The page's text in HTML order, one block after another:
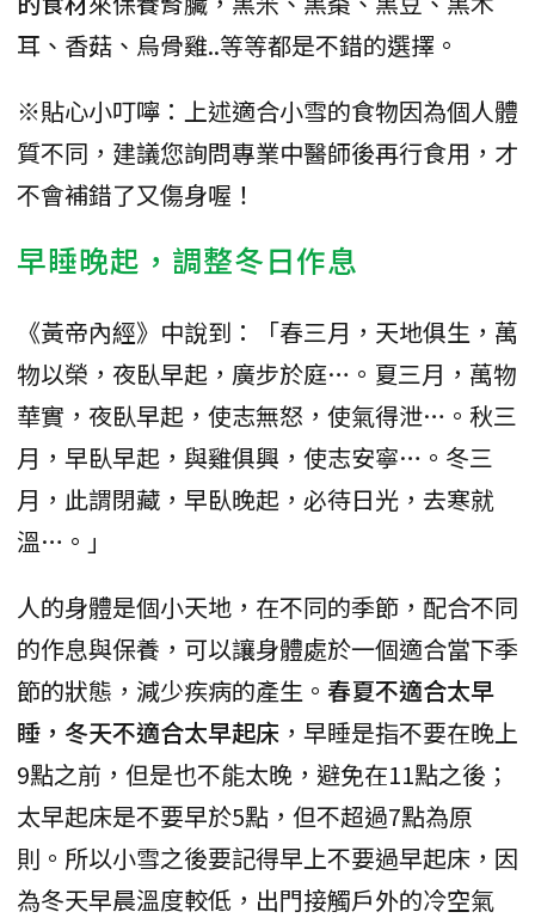
耳、香菇、烏骨雞..等等都是不錯的選擇。
※貼心小叮嚀：上述適合小雪的食物因為個人體
質不同，建議您詢問專業中醫師後再行食用，才
不會補錯了又傷身喔！
早睡晚起，調整冬日作息
《黃帝內經》中說到：「春三月，天地俱生，萬
物以榮，夜臥早起，廣步於庭…。夏三月，萬物
華實，夜臥早起，使志無怒，使氣得泄…。秋三
月，早臥早起，與雞俱興，使志安寧…。冬三
月，此謂閉藏，早臥晚起，必待日光，去寒就
溫…。」
人的身體是個小天地，在不同的季節，配合不同
的作息與保養，可以讓身體處於一個適合當下季
節的狀態，減少疾病的產生。 春夏不適合太早
睡，冬天不適合太早起床 ，早睡是指不要在晚上
9點之前，但是也不能太晚，避免在11點之後；
太早起床是不要早於5點，但不超過7點為原
則。所以小雪之後要記得早上不要過早起床，因
為冬天早晨溫度較低，出門接觸戶外的冷空氣